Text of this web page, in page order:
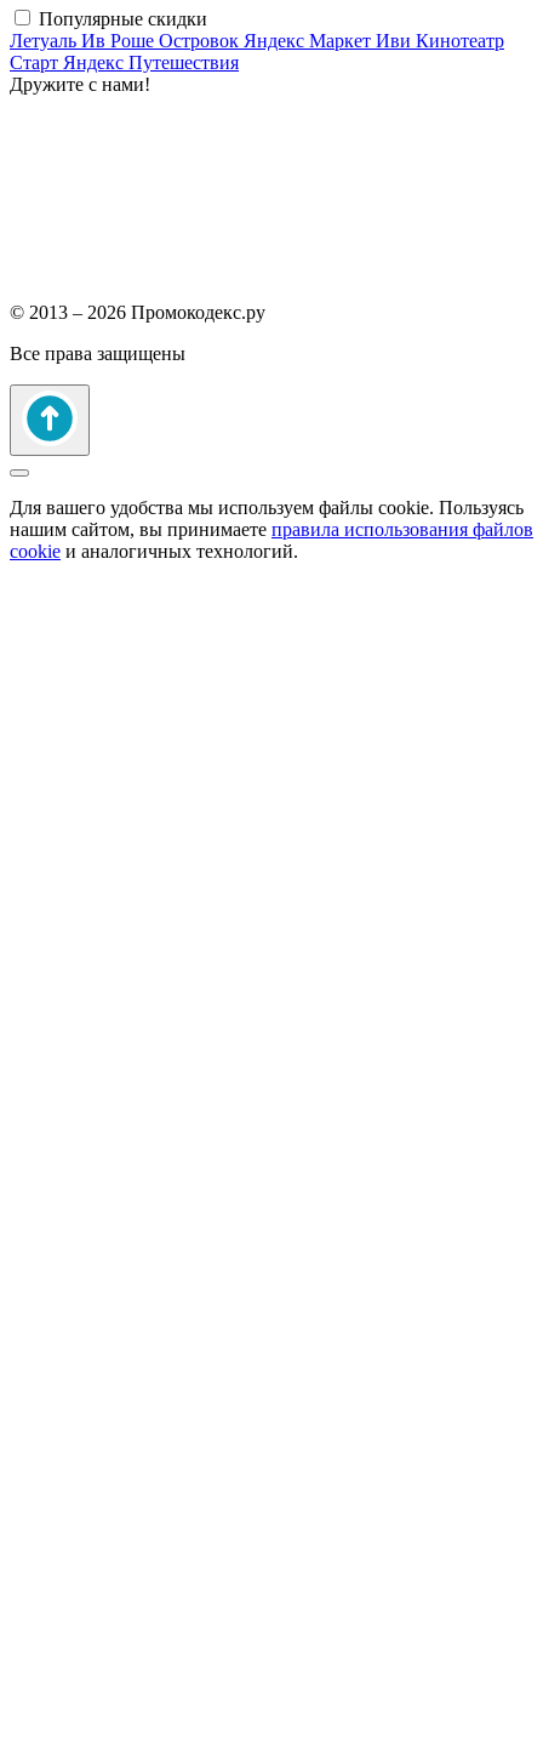
Популярные скидки
Летуаль Ив Роше Островок Яндекс Маркет Иви Кинотеатр
Старт Яндекс Путешествия
Дружите с нами!
© 2013 – 2026 Промокодекс.ру
Все права защищены
Для вашего удобства мы используем файлы cookie. Пользуясь
нашим сайтом, вы принимаете правила использования файлов
cookie и аналогичных технологий.